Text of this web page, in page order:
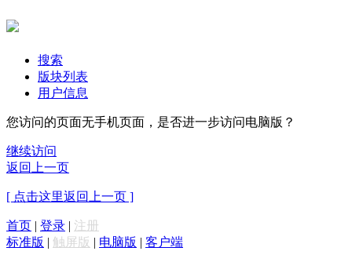
搜索
版块列表
用户信息
您访问的页面无手机页面，是否进一步访问电脑版？
继续访问
返回上一页
[ 点击这里返回上一页 ]
首页 | 登录 | 注册
标准版 | 触屏版 | 电脑版 | 客户端